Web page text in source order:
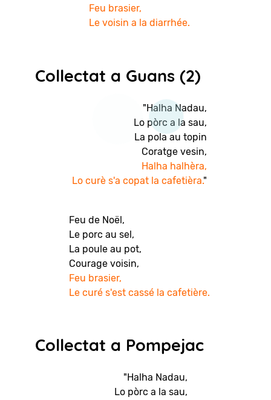
Feu brasier,
Le voisin a la diarrhée.
Collectat a Guans (2)
"Halha Nadau,
Lo pòrc a la sau,
La pola au topin
Coratge vesin,
Halha halhèra,
Lo curè s'a copat la cafetièra."
Feu de Noël,
Le porc au sel,
La poule au pot,
Courage voisin,
Feu brasier,
Le curé s'est cassé la cafetière.
Collectat a Pompejac
"Halha Nadau,
Lo pòrc a la sau,